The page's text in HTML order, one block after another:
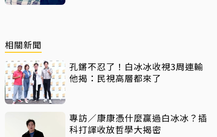
相關新聞
孔鏘不忍了！白冰冰收視3周連輸
他揭：民視高層都來了
專訪／康康憑什麼贏過白冰冰？插
科打諢收放哲學大揭密